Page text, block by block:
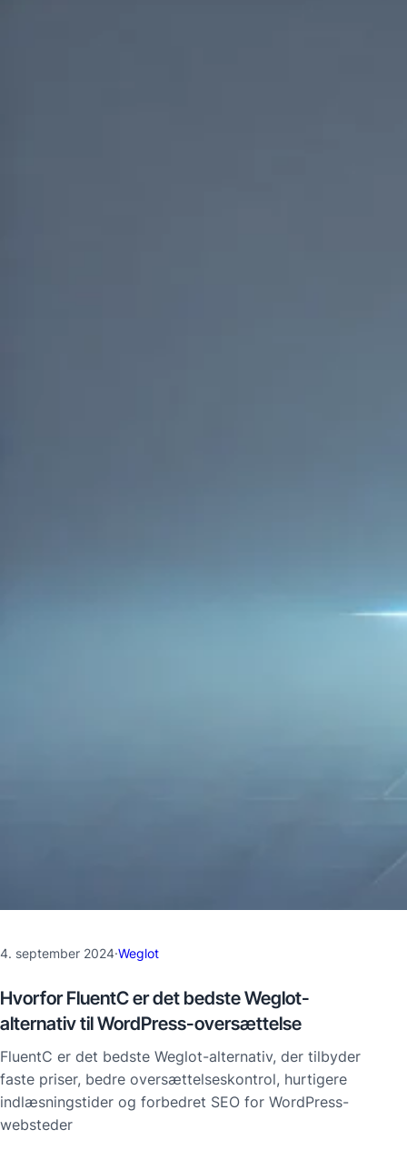
4. september 2024·Weglot
Hvorfor FluentC er det bedste Weglot-
alternativ til WordPress-oversættelse
FluentC er det bedste Weglot-alternativ, der tilbyder
faste priser, bedre oversættelseskontrol, hurtigere
indlæsningstider og forbedret SEO for WordPress-
websteder